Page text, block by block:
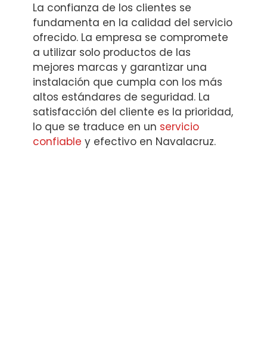
La confianza de los clientes se
fundamenta en la calidad del servicio
ofrecido. La empresa se compromete
a utilizar solo productos de las
mejores marcas y garantizar una
instalación que cumpla con los más
altos estándares de seguridad. La
satisfacción del cliente es la prioridad,
lo que se traduce en un servicio
confiable y efectivo en Navalacruz.